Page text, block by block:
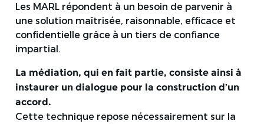
Les MARL répondent à un besoin de parvenir à
une solution maîtrisée, raisonnable, efficace et
confidentielle grâce à un tiers de confiance
impartial.
La médiation, qui en fait partie, consiste ainsi à
instaurer un dialogue pour la construction d’un
accord.
Cette technique repose nécessairement sur la